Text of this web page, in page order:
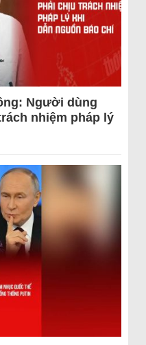
Người dùng
nhiệm pháp lý